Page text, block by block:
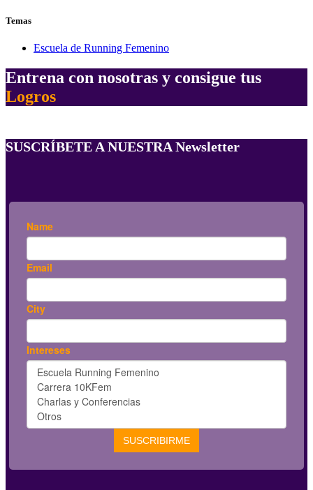
Temas
Escuela de Running Femenino
Entrena con nosotras y consigue tus
Logros
SUSCRÍBETE A NUESTRA Newsletter